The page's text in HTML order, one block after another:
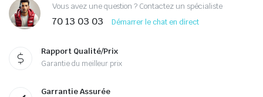
Vous avez une question ? Contactez un spécialiste
70 13 03 03 Démarrer le chat en direct
Rapport Qualité/Prix
Garantie du meilleur prix
Garrantie Assurée